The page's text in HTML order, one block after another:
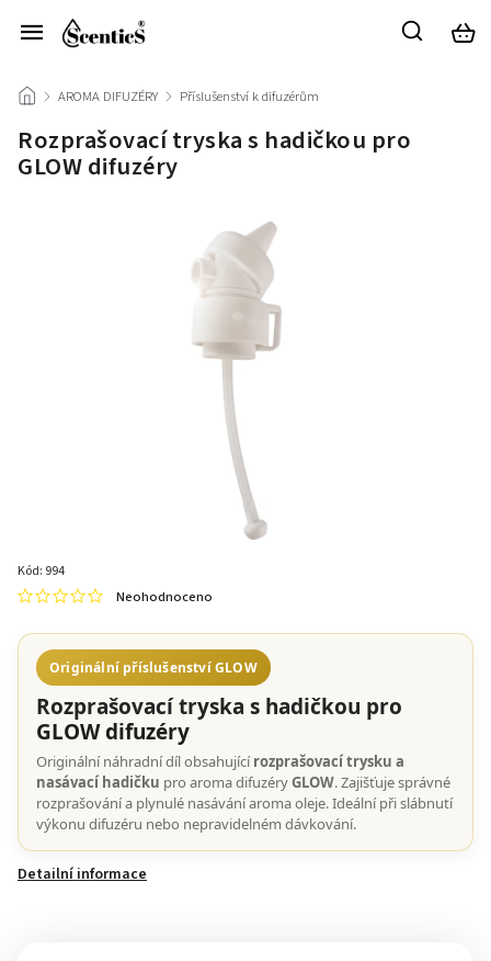
/ AROMA DIFUZÉRY / Příslušenství k difuzérům
Rozprašovací tryska s hadičkou pro
GLOW difuzéry
Kód: 994
Neohodnoceno
Originální příslušenství GLOW
Rozprašovací tryska s hadičkou pro
GLOW difuzéry
Originální náhradní díl obsahujícírozprašovací trysku a
nasávací hadičku pro aroma difuzéryGLOW. Zajišťuje správné
rozprašování a plynulé nasávání aroma oleje. Ideální při slábnutí
výkonu difuzéru nebo nepravidelném dávkování.
Detailní informace